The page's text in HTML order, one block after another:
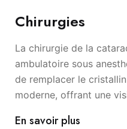
Chirurgies
La chirurgie de la
ambulatoire sous
de remplacer le
moderne, offrant une
En savoir plus